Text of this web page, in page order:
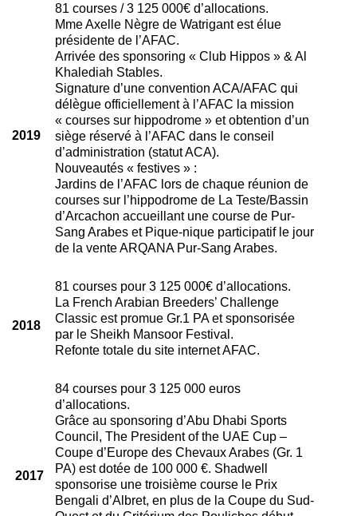
2019
81 courses / 3 125 000€ d’allocations.
Mme Axelle Nègre de Watrigant est élue
présidente de l’AFAC.
Arrivée des sponsoring « Club Hippos » & Al
Khalediah Stables.
Signature d’une convention ACA/AFAC qui
délègue officiellement à l’AFAC la mission
« courses sur hippodrome » et obtention d’un
siège réservé à l’AFAC dans le conseil
d’administration (statut ACA).
Nouveautés « festives » :
Jardins de l’AFAC lors de chaque réunion de
courses sur l’hippodrome de La Teste/Bassin
d’Arcachon accueillant une course de Pur-
Sang Arabes et Pique-nique participatif le jour
de la vente ARQANA Pur-Sang Arabes.
2018
81 courses pour 3 125 000€ d’allocations.
La French Arabian Breeders’ Challenge
Classic est promue Gr.1 PA et sponsorisée
par le Sheikh Mansoor Festival.
Refonte totale du site internet AFAC.
2017
84 courses pour 3 125 000 euros
d’allocations.
Grâce au sponsoring d’Abu Dhabi Sports
Council, The President of the UAE Cup –
Coupe d’Europe des Chevaux Arabes (Gr. 1
PA) est dotée de 100 000 €. Shadwell
sponsorise une troisième course le Prix
Bengali d’Albret, en plus de la Coupe du Sud-